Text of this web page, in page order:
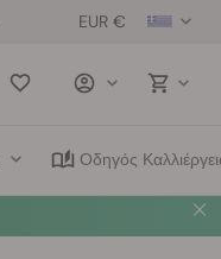
EUR €
Saved
Οδηγός